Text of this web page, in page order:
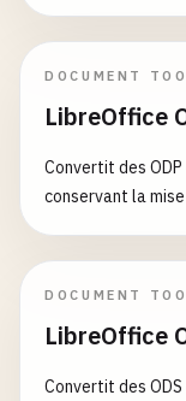
DOCUMENT
LibreOffice
Convertit des
conservant la
DOCUMENT
LibreOffice
Convertit des